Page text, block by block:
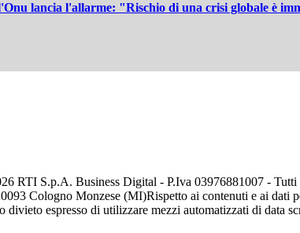
lancia l'allarme: "Rischio di una crisi globale è
RTI S.p.A. Business Digital - P.Iva 03976881007 -
Cologno Monzese (MI)Rispetto ai contenuti e ai dati
divieto espresso di utilizzare mezzi automatizzati di data